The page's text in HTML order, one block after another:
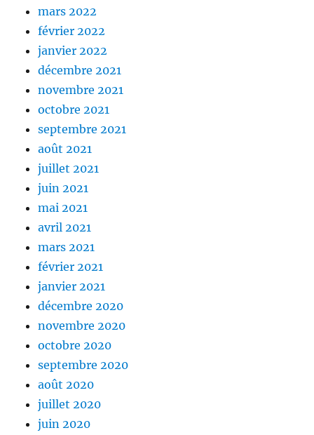
mars 2022
février 2022
janvier 2022
décembre 2021
novembre 2021
octobre 2021
septembre 2021
août 2021
juillet 2021
juin 2021
mai 2021
avril 2021
mars 2021
février 2021
janvier 2021
décembre 2020
novembre 2020
octobre 2020
septembre 2020
août 2020
juillet 2020
juin 2020